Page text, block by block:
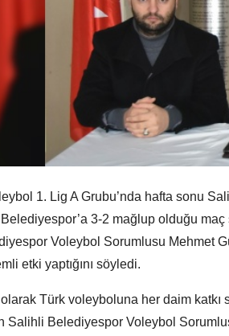
1. Lig A Grubu’nda hafta sonu
3-2 mağlup olduğu maç
Voleybol Sorumlusu Mehmet
etki yaptığını söyledi.
Türk voleyboluna her daim katkı
Salihli Belediyespor Voleybol